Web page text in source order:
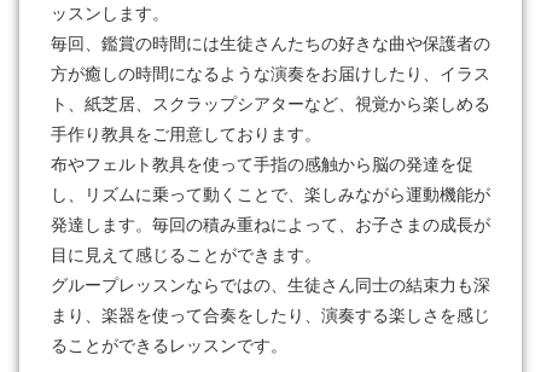
ッスンします。
毎回、鑑賞の時間には生徒さんたちの好きな曲や保護者の
方が癒しの時間になるような演奏をお届けしたり、イラス
ト、紙芝居、スクラップシアターなど、視覚から楽しめる
手作り教具をご用意しております。
布やフェルト教具を使って手指の感触から脳の発達を促
し、リズムに乗って動くことで、楽しみながら運動機能が
発達します。毎回の積み重ねによって、お子さまの成長が
目に見えて感じることができます。
グループレッスンならではの、生徒さん同士の結束力も深
まり、楽器を使って合奏をしたり、演奏する楽しさを感じ
ることができるレッスンです。